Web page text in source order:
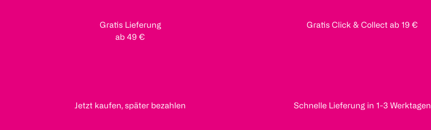
Gratis Lieferung
ab 49 €
Gratis Click & Collect ab 19 €
Jetzt kaufen, später bezahlen Schnelle Lieferung in 1-3 Werktagen